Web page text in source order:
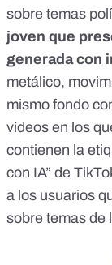
sobre temas
joven que
generada con
metálico,
mismo fondo
vídeos en los
contienen la
con IA” de
a los usuarios
sobre temas de